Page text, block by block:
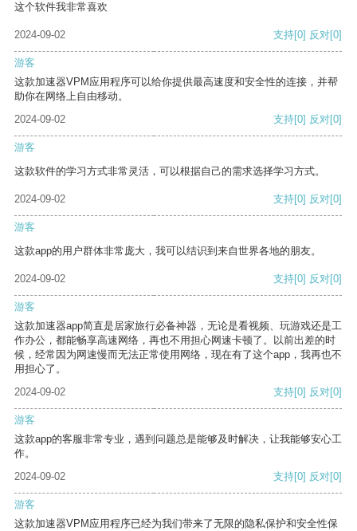
这个软件我非常喜欢
2024-09-02 支持[0] 反对[0]
游客
这款加速器VPM应用程序可以给你提供最高速度和安全性的连接，并帮
助你在网络上自由移动。
2024-09-02
支持[0] 反对[0]
游客
这款软件的学习方式非常灵活，可以根据自己的需求选择学习方式。
2024-09-02 支持[0] 反对[0]
游客
这款app的用户群体非常庞大，我可以结识到来自世界各地的朋友。
2024-09-02 支持[0] 反对[0]
游客
这款加速器app简直是居家旅行必备神器，无论是看视频、玩游戏还是工
作办公，都能畅享高速网络，再也不用担心网速卡顿了。以前出差的时
候，经常因为网速慢而无法正常使用网络，现在有了这个app，我再也不
用担心了。
2024-09-02
支持[0] 反对[0]
游客
这款app的客服非常专业，遇到问题总是能够及时解决，让我能够安心工
作。
2024-09-02
支持[0] 反对[0]
游客
这款加速器VPM应用程序已经为我们带来了无限的隐私保护和安全性保